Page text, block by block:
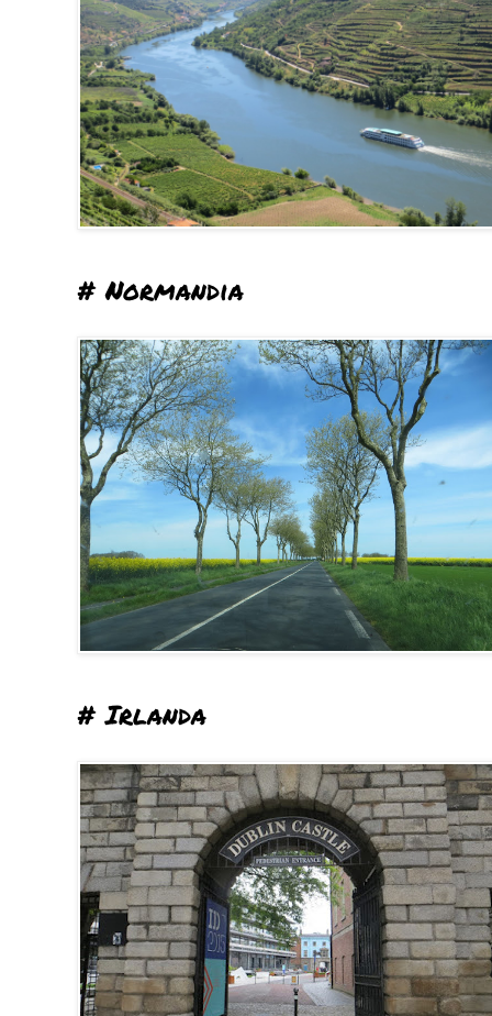
# Normandia
# Irlanda